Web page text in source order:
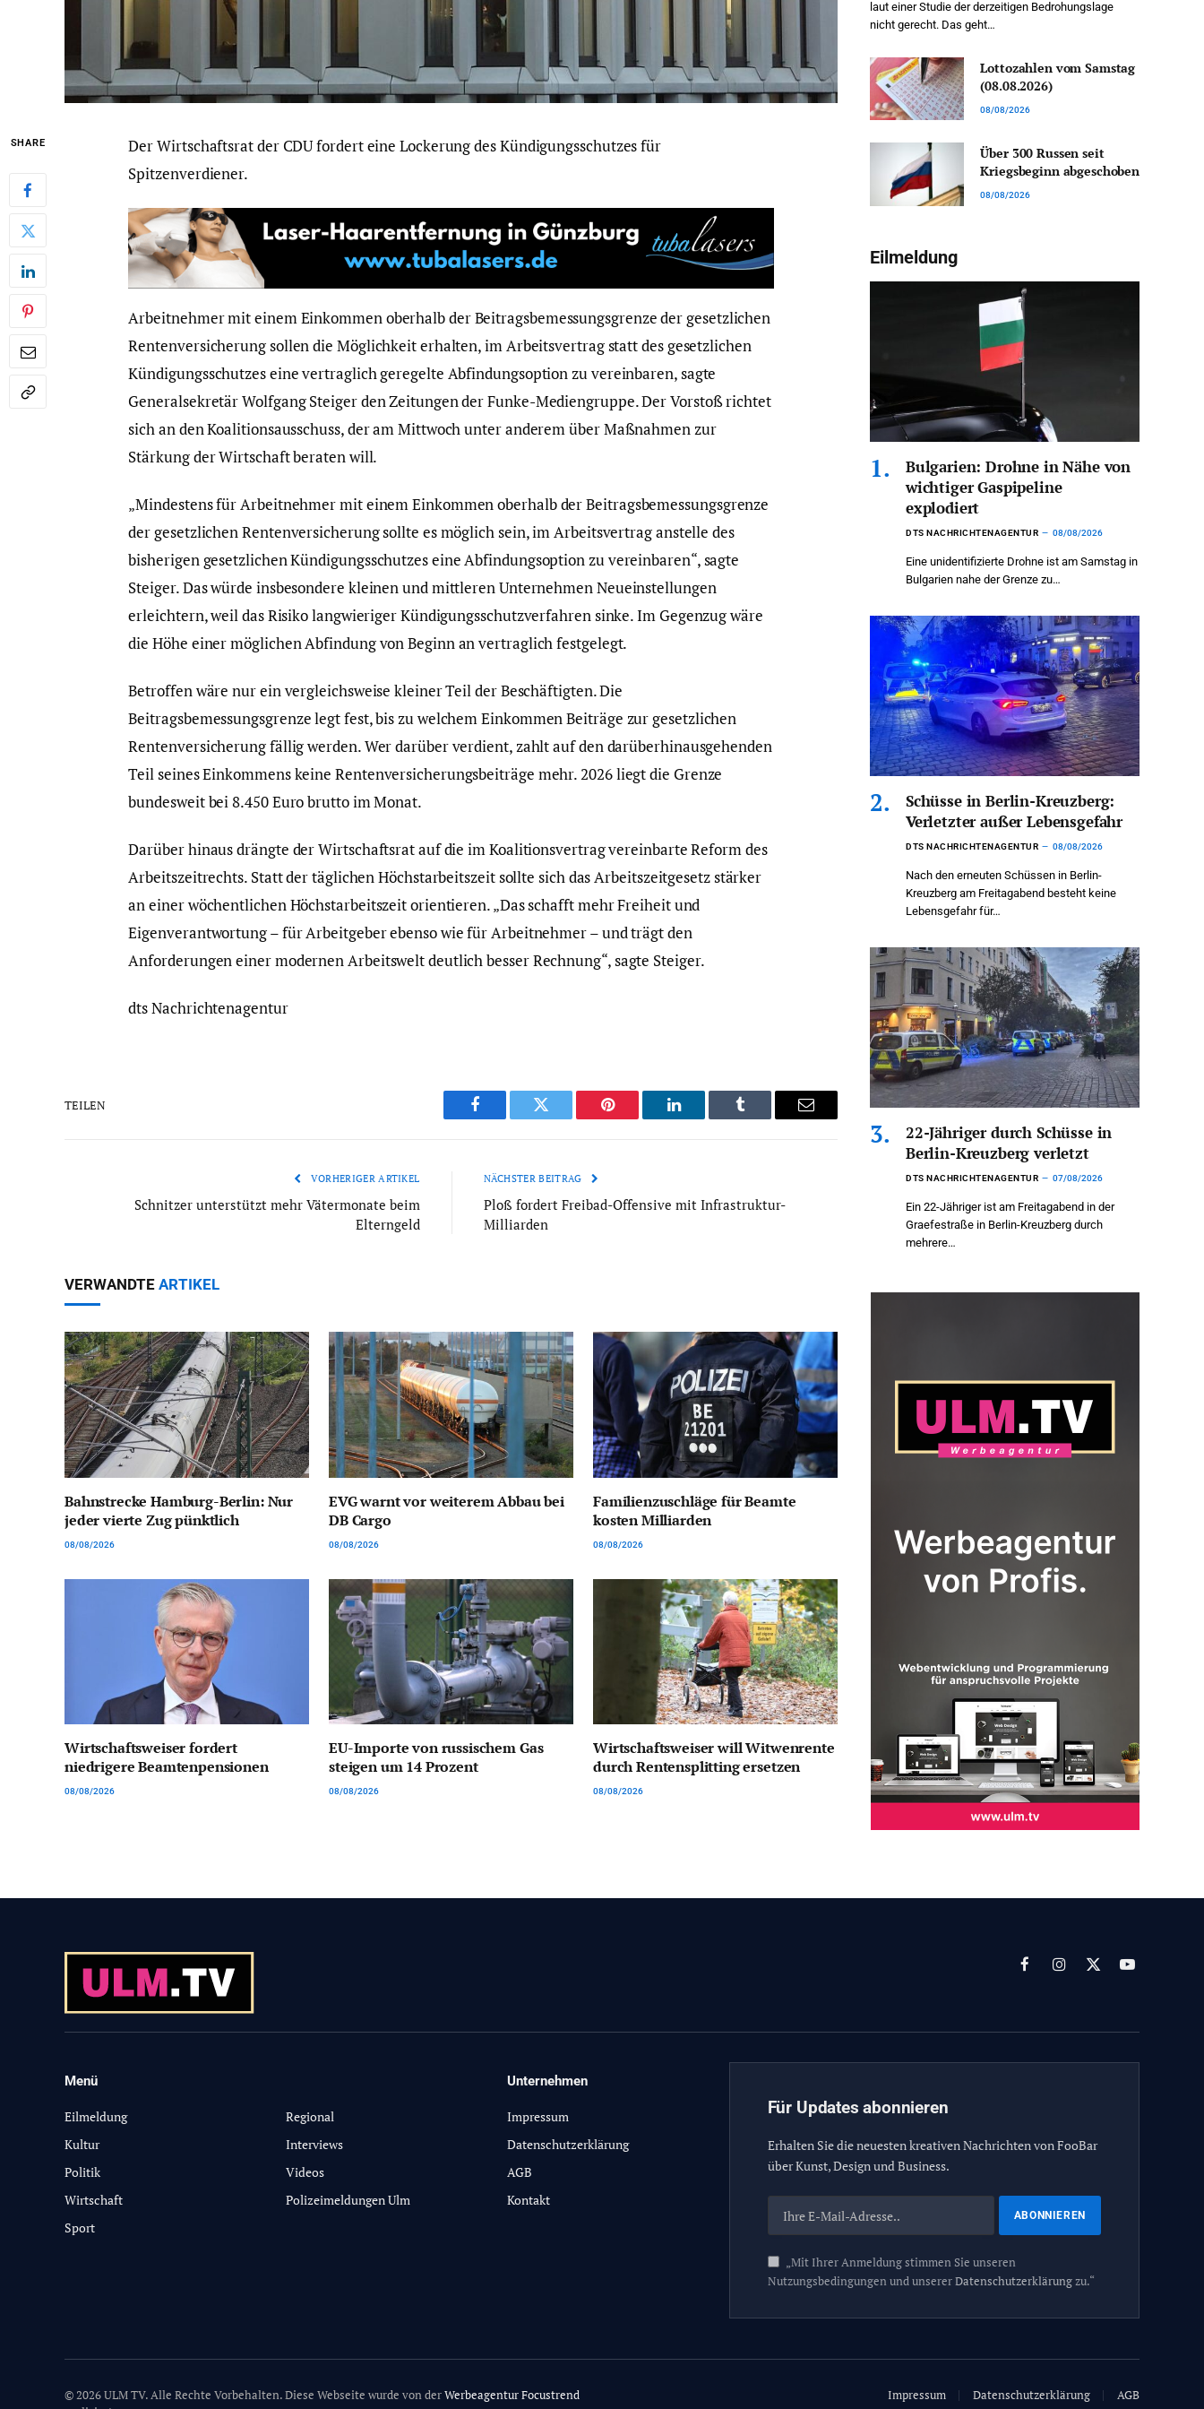
SHARE
Der Wirtschaftsrat der CDU fordert eine Lockerung des Kündigungsschutzes für
Spitzenverdiener.
Arbeitnehmer mit einem Einkommen oberhalb der Beitragsbemessungsgrenze der gesetzlichen
Rentenversicherung sollen die Möglichkeit erhalten, im Arbeitsvertrag statt des gesetzlichen
Kündigungsschutzes eine vertraglich geregelte Abfindungsoption zu vereinbaren, sagte
Generalsekretär Wolfgang Steiger den Zeitungen der Funke-Mediengruppe. Der Vorstoß richtet
sich an den Koalitionsausschuss, der am Mittwoch unter anderem über Maßnahmen zur
Stärkung der Wirtschaft beraten will.
„Mindestens für Arbeitnehmer mit einem Einkommen oberhalb der Beitragsbemessungsgrenze
der gesetzlichen Rentenversicherung sollte es möglich sein, im Arbeitsvertrag anstelle des
bisherigen gesetzlichen Kündigungsschutzes eine Abfindungsoption zu vereinbaren“, sagte
Steiger. Das würde insbesondere kleinen und mittleren Unternehmen Neueinstellungen
erleichtern, weil das Risiko langwieriger Kündigungsschutzverfahren sinke. Im Gegenzug wäre
die Höhe einer möglichen Abfindung von Beginn an vertraglich festgelegt.
Betroffen wäre nur ein vergleichsweise kleiner Teil der Beschäftigten. Die
Beitragsbemessungsgrenze legt fest, bis zu welchem Einkommen Beiträge zur gesetzlichen
Rentenversicherung fällig werden. Wer darüber verdient, zahlt auf den darüberhinausgehenden
Teil seines Einkommens keine Rentenversicherungsbeiträge mehr. 2026 liegt die Grenze
bundesweit bei 8.450 Euro brutto im Monat.
Darüber hinaus drängte der Wirtschaftsrat auf die im Koalitionsvertrag vereinbarte Reform des
Arbeitszeitrechts. Statt der täglichen Höchstarbeitszeit sollte sich das Arbeitszeitgesetz stärker
an einer wöchentlichen Höchstarbeitszeit orientieren. „Das schafft mehr Freiheit und
Eigenverantwortung – für Arbeitgeber ebenso wie für Arbeitnehmer – und trägt den
Anforderungen einer modernen Arbeitswelt deutlich besser Rechnung“, sagte Steiger.
dts Nachrichtenagentur
TEILEN
Facebook Twitter Pinterest LinkedIn Tumblr Email
VORHERIGER ARTIKEL
Schnitzer unterstützt mehr Vätermonate beim
Elterngeld
NÄCHSTER BEITRAG
Ploß fordert Freibad-Offensive mit Infrastruktur-
Milliarden
VERWANDTE ARTIKEL
Bahnstrecke Hamburg-Berlin: Nur
jeder vierte Zug pünktlich
08/08/2026
EVG warnt vor weiterem Abbau bei
DB Cargo
08/08/2026
Familienzuschläge für Beamte
kosten Milliarden
08/08/2026
Wirtschaftsweiser fordert
niedrigere Beamtenpensionen
08/08/2026
EU-Importe von russischem Gas
steigen um 14 Prozent
08/08/2026
Wirtschaftsweiser will Witwenrente
durch Rentensplitting ersetzen
08/08/2026
laut einer Studie der derzeitigen Bedrohungslage
nicht gerecht. Das geht…
Lottozahlen vom Samstag
(08.08.2026)
08/08/2026
Über 300 Russen seit
Kriegsbeginn abgeschoben
08/08/2026
Eilmeldung
Bulgarien: Drohne in Nähe von
wichtiger Gaspipeline
explodiert
DTS NACHRICHTENAGENTUR 08/08/2026
Eine unidentifizierte Drohne ist am Samstag in
Bulgarien nahe der Grenze zu…
Schüsse in Berlin-Kreuzberg:
Verletzter außer Lebensgefahr
DTS NACHRICHTENAGENTUR 08/08/2026
Nach den erneuten Schüssen in Berlin-
Kreuzberg am Freitagabend besteht keine
Lebensgefahr für…
22-Jähriger durch Schüsse in
Berlin-Kreuzberg verletzt
DTS NACHRICHTENAGENTUR 07/08/2026
Ein 22-Jähriger ist am Freitagabend in der
Graefestraße in Berlin-Kreuzberg durch
mehrere…
FacebookInstagram
X
YouTube
Menü
Eilmeldung
Kultur
Politik
Wirtschaft
Sport
Regional
Interviews
Videos
Polizeimeldungen Ulm
Unternehmen
Impressum
Datenschutzerklärung
AGB
Kontakt
Für Updates abonnieren
Erhalten Sie die neuesten kreativen Nachrichten von FooBar
über Kunst, Design und Business.
„Mit Ihrer Anmeldung stimmen Sie unseren
Nutzungsbedingungen und unsererDatenschutzerklärungzu.“
© 2026 ULM TV. Alle Rechte Vorbehalten. Diese Webseite wurde von derWerbeagentur Focustrend
Impressum Datenschutzerklärung AGB